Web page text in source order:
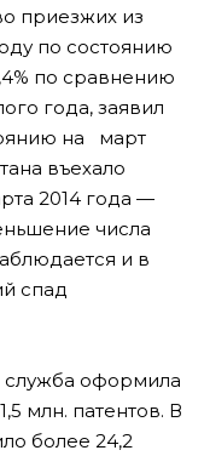
приезжих из
по состоянию
по сравнению
года, заявил
на март
въехало
2014 года —
числа
и в
спад
служба оформила
млн. патентов. В
более 24,2